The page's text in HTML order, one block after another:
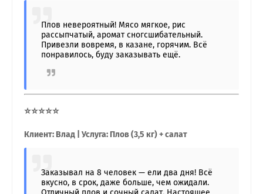
Плов невероятный! Мясо мягкое, рис
рассыпчатый, аромат сногсшибательный.
Привезли вовремя, в казане, горячим. Всё
понравилось, буду заказывать ещё.
⭐⭐⭐⭐⭐
Клиент: Влад | Услуга: Плов (3,5 кг) + салат
Заказывал на 8 человек — ели два дня! Всё
вкусно, в срок, даже больше, чем ожидали.